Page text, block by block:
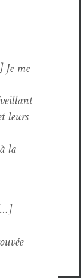
me
leurs
la